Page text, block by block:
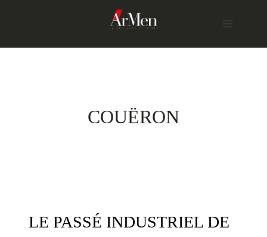
COUËRON
LE PASSÉ INDUSTRIEL DE